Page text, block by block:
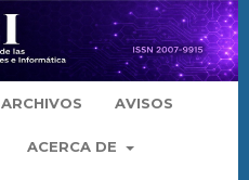
ARCHIVOS AVISOS
ACERCA DE